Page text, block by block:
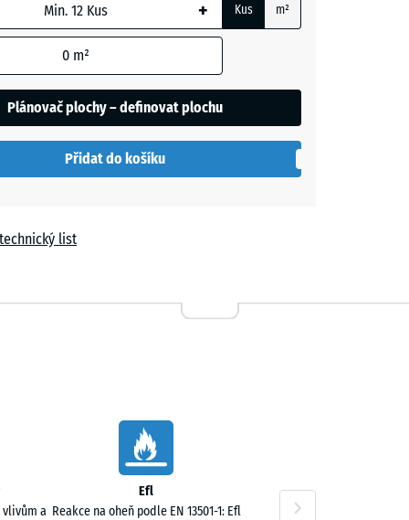
+ 12,00 Kč
+ 12,00 Kč
Kč
+ Kus m²
0 m²
Plánovač plochy – definovat plochu
Přidat do košíku
list
a
Efl
Reakce na oheň podle EN 13501-1: Efl